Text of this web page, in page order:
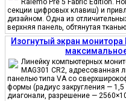
Ralemo Pre 5 Fabric Edition.
секции цифровых клавиш) и
дизайном. Одна из
верхняя панель, обтянутая
Изогнутый экран монитора
Линейку компьютерных
MAG301 CR2,
панелью типа VA со
формы (радиус закругления —
диагонали, разрешение —